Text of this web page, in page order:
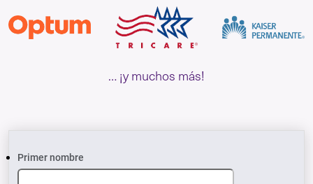
… ¡y muchos más!
Primer nombre